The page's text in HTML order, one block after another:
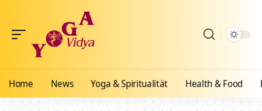
Home News Yoga & Spiritualität Health & Food